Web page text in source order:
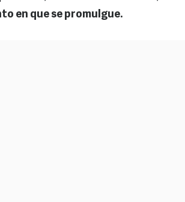
en que se promulgue.